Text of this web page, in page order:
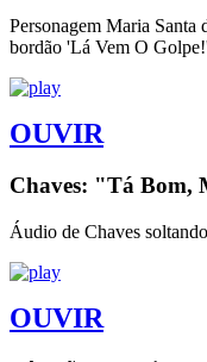
Personagem Maria Santa
bordão 'Lá Vem O
OUVIR
Chaves: "Tá Bom,
Áudio de Chaves
OUVIR